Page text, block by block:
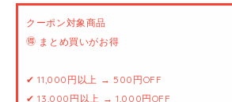
クーポン対象商品
🉐 まとめ買いがお得
✔ 11,000円以上 → 500円OFF
✔ 13,000円以上 → 1,000円OFF